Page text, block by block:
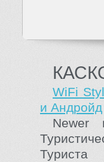
WiFi
и Андройд
Newer